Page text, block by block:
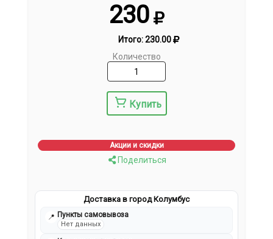
230
Итого:230.00
Количество
Купить
Акции и скидки
Поделиться
Доставка в город Колумбус
📍 Пункты самовывоза
Нет данных